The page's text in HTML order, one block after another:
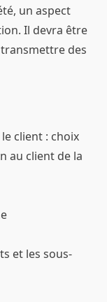
un aspect
Il devra être
transmettre des
client : choix
au client de la
et les sous-